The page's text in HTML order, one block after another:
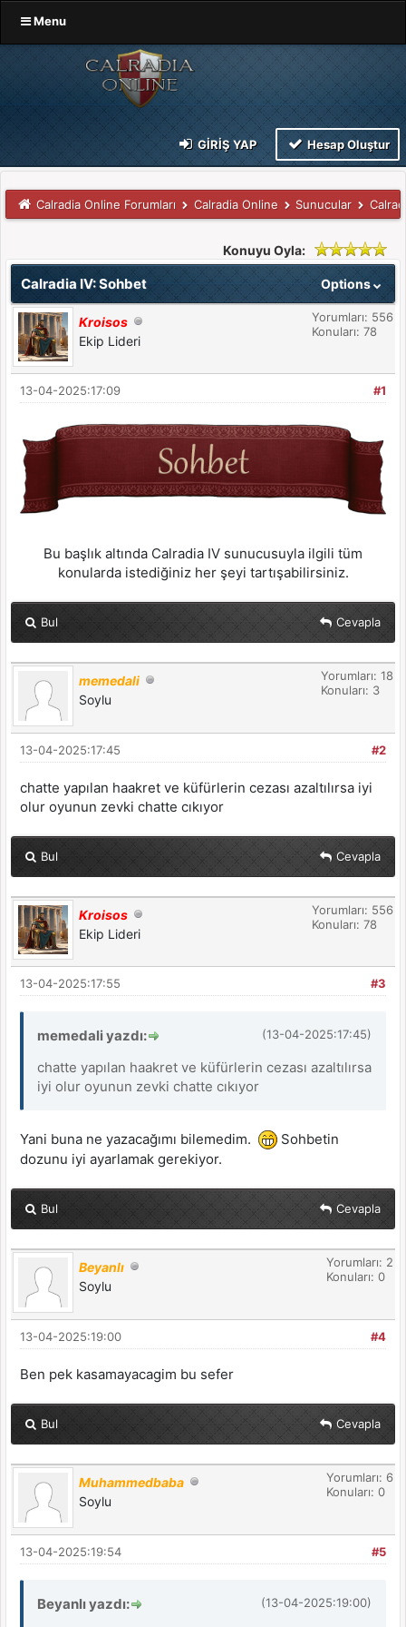
Menu
GIRIŞ YAP Hesap Oluştur
Calradia Online Forumları Calradia Online Sunucular
Konuyu Oyla:
Options
Calradia IV: Sohbet
Kroisos
Ekip Lideri
Yorumları: 556
Konuları: 78
#1
13-04-2025:17:09
Bu başlık altında Calradia IV sunucusuyla ilgili tüm
konularda istediğiniz her şeyi tartışabilirsiniz.
Bul Cevapla
memedali
Soylu
Yorumları: 18
Konuları: 3
#2
13-04-2025:17:45
chatte yapılan haakret ve küfürlerin cezası azaltılırsa iyi
olur oyunun zevki chatte cıkıyor
Bul Cevapla
Kroisos
Ekip Lideri
Yorumları: 556
Konuları: 78
#3
13-04-2025:17:55
(13-04-2025:17:45)
memedali yazdı:
chatte yapılan haakret ve küfürlerin cezası azaltılırsa
iyi olur oyunun zevki chatte cıkıyor
Yani buna ne yazacağımı bilemedim.
Sohbetin
dozunu iyi ayarlamak gerekiyor.
Bul Cevapla
Beyanlı
Soylu
Yorumları: 2
Konuları: 0
#4
13-04-2025:19:00
Ben pek kasamayacagim bu sefer
Bul Cevapla
Muhammedbaba
Soylu
Yorumları: 6
Konuları: 0
#5
13-04-2025:19:54
(13-04-2025:19:00)
Beyanlı yazdı: